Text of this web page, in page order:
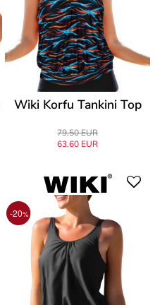
Wiki Korfu Tankini Top
79,50 EUR
63,60 EUR
-20%